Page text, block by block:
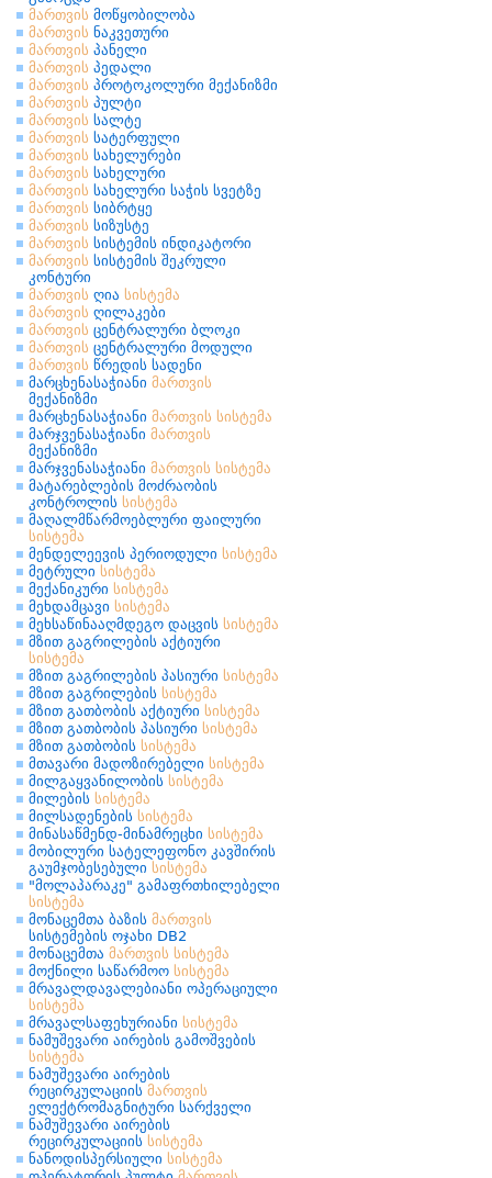
მართვის მოწყობილობა
მართვის ნაკვეთური
მართვის პანელი
მართვის პედალი
მართვის პროტოკოლური მექანიზმი
მართვის პულტი
მართვის სალტე
მართვის სატერფული
მართვის სახელურები
მართვის სახელური
მართვის სახელური საჭის სვეტზე
მართვის სიბრტყე
მართვის სიზუსტე
მართვის სისტემის ინდიკატორი
მართვის სისტემის შეკრული
კონტური
მართვის ღია სისტემა
მართვის ღილაკები
მართვის ცენტრალური ბლოკი
მართვის ცენტრალური მოდული
მართვის წრედის სადენი
მარცხენასაჭიანი მართვის
მექანიზმი
მარცხენასაჭიანი მართვის სისტემა
მარჯვენასაჭიანი მართვის
მექანიზმი
მარჯვენასაჭიანი მართვის სისტემა
მატარებლების მოძრაობის
კონტროლის სისტემა
მაღალმწარმოებლური ფაილური
სისტემა
მენდელეევის პერიოდული სისტემა
მეტრული სისტემა
მექანიკური სისტემა
მეხდამცავი სისტემა
მეხსაწინააღმდეგო დაცვის სისტემა
მზით გაგრილების აქტიური
სისტემა
მზით გაგრილების პასიური სისტემა
მზით გაგრილების სისტემა
მზით გათბობის აქტიური სისტემა
მზით გათბობის პასიური სისტემა
მზით გათბობის სისტემა
მთავარი მადოზირებელი სისტემა
მილგაყვანილობის სისტემა
მილების სისტემა
მილსადენების სისტემა
მინასაწმენდ-მინამრეცხი სისტემა
მობილური სატელეფონო კავშირის
გაუმჯობესებული სისტემა
"მოლაპარაკე" გამაფრთხილებელი
სისტემა
მონაცემთა ბაზის მართვის
სისტემების ოჯახი DB2
მონაცემთა მართვის სისტემა
მოქნილი საწარმოო სისტემა
მრავალდავალებიანი ოპერაციული
სისტემა
მრავალსაფეხურიანი სისტემა
ნამუშევარი აირების გამოშვების
სისტემა
ნამუშევარი აირების
რეცირკულაციის მართვის
ელექტრომაგნიტური სარქველი
ნამუშევარი აირების
რეცირკულაციის სისტემა
ნანოდისპერსიული სისტემა